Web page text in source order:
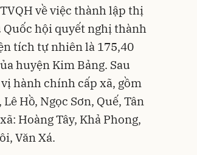
về việc thành lập thị
Quốc hội quyết nghị thành
tích tự nhiên là 175,40
huyện Kim Bảng. Sau
hành chính cấp xã, gồm
Hồ, Ngọc Sơn, Quế, Tân
Hoàng Tây, Khả Phong,
Văn Xá.